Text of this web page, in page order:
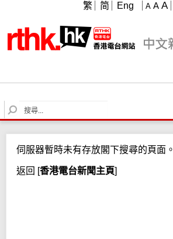
A A A
繁 简 Eng
S
e
c
h
伺服器暫時未有存放閣下搜尋的頁面。
返回 [香港電台新聞主頁]